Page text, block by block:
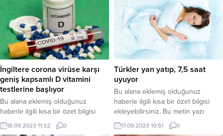
bölümünden eklenebilir. Özet
eklenmişse başlık altında kalın
olarak bu şekilde gösterilir,
eklenmemişse bu alan boş kalır.
eklenmişse başlık altında kalın
olarak bu şekilde gösterilir,
eklenmemişse bu alan boş kalır.
İngiltere corona virüse karşı
geniş kapsamlı D vitamini
testlerine başlıyor
Bu alana eklemiş olduğunuz
haberle ilgili kısa bir özet bilgisi
ekleyebilirsiniz. Bu metin yazı
düzenleme sayfasında “Özet”
18.09.2023 11:32 0
Türkler yan yatıp, 7,5 saat
uyuyor
Bu alana eklemiş olduğunuz
haberle ilgili kısa bir özet bilgisi
ekleyebilirsiniz. Bu metin yazı
düzenleme sayfasında “Özet”
bölümünden eklenebilir. Özet
17.09.2023 10:51 0